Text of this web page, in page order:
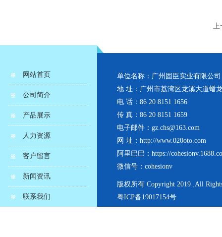
上
网站首页
公司简介
产品展示
人力资源
客户留言
新闻资讯
联系我们
单位名称：广州固臣实业有限公司
地 址：广州市荔湾区龙溪大道蟠
电 话：86 20 8151 1656
传 真：86 20 8151 1659
电子邮件：gz.chs@163.com
网 址：http://www.020oto.com
阿里巴巴：https://
微信号：cohesionv
版权所有 Copyright 2019 .All
粤ICP备19017154号